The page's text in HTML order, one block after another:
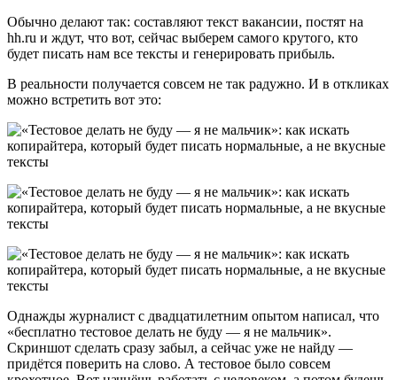
Обычно делают так: составляют текст вакансии, постят на
hh.ru и ждут, что вот, сейчас выберем самого крутого, кто
будет писать нам все тексты и генерировать прибыль.
В реальности получается совсем не так радужно. И в откликах
можно встретить вот это:
Однажды журналист с двадцатилетним опытом написал, что
«бесплатно тестовое делать не буду — я не мальчик».
Скриншот сделать сразу забыл, а сейчас уже не найду —
придётся поверить на слово. А тестовое было совсем